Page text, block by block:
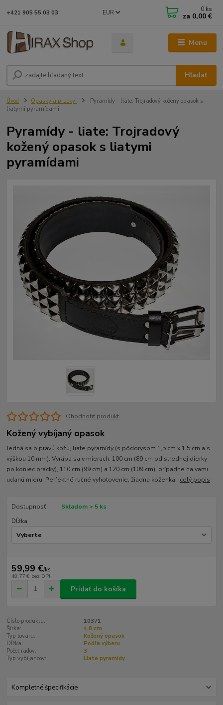
Menu
EUR
Hľadať
+421 905 55 03 03 0 ks
za 0,00 €
Úvod Opasky a pracky
Pyramídy - liate: Trojradový kožený opasok s
liatymi pyramídami
Pyramídy - liate: Trojradový
kožený opasok s liatymi
pyramídami
Ohodnotiť produkt
Kožený vybíjaný opasok
Jedná sa o pravú kožu, liate pyramídy (s pôdorysom 1,5 cm x 1,5 cm a s
výškou 10 mm). Vyrába sa v mierach: 100 cm (89 cm od strednej dierky
po koniec pracky), 110 cm (99 cm) a 120 cm (109 cm), prípadne na vami
udanú mieru. Perfektné ručné vyhotovenie, žiadna koženka. celý popis
Dostupnosť
Skladom > 5 ks
Dĺžka
59,99 €/ks
48,77 € bez DPH
Pridať do košíka
Číslo produktu:
10371
Šírka:
4,8 cm
Typ tovaru:
Kožený opasok
Dĺžka:
Podľa výberu
Počet radov:
3
Typ vybíjancov:
Liate pyramídy
Kompletné špecifikácie